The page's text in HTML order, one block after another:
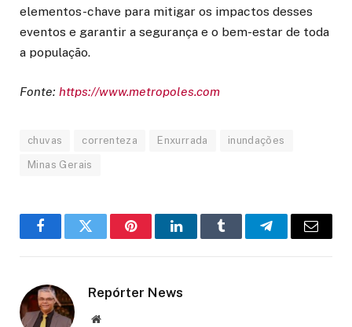
elementos-chave para mitigar os impactos desses
eventos e garantir a segurança e o bem-estar de toda
a população.
Fonte: https://www.metropoles.com
chuvas correnteza Enxurrada inundações
Minas Gerais
FacebookTwitter PinterestLinkedInTumblr TelegramEmail
Repórter News
Website